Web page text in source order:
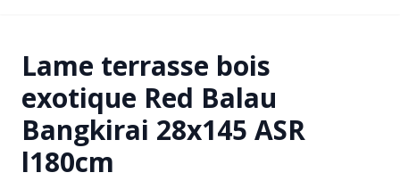
Lame terrasse bois
exotique Red Balau
Bangkirai 28x145 ASR
l180cm